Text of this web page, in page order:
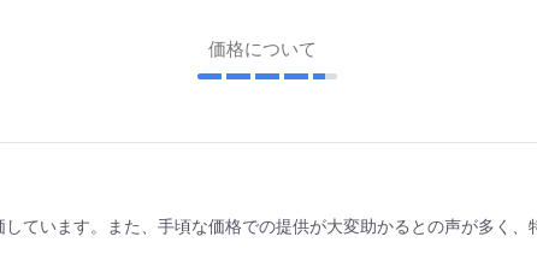
価格について
ています。また、手頃な価格での提供が大変助かるとの声が多く